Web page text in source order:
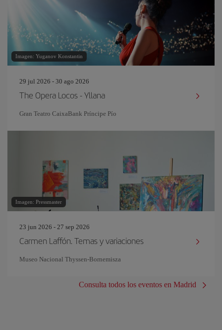
Imagen: Yuganov Konstantin
29 jul 2026 - 30 ago 2026
The Opera Locos - Yllana
Gran Teatro CaixaBank Príncipe Pío
Imagen: Pressmaster
23 jun 2026 - 27 sep 2026
Carmen Laffón. Temas y variaciones
Museo Nacional Thyssen-Bornemisza
Consulta todos los eventos en Madrid